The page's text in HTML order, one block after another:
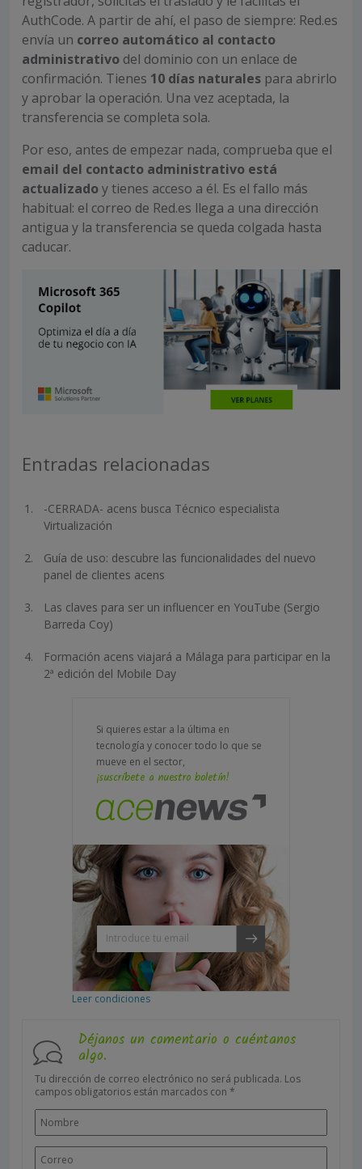
AuthCode. A partir de ahí, el paso de siempre: Red.es
envía un correo automático al contacto
administrativo del dominio con un enlace de
confirmación. Tienes 10 días naturales para abrirlo
y aprobar la operación. Una vez aceptada, la
transferencia se completa sola.
Por eso, antes de empezar nada, comprueba que el
email del contacto administrativo está
actualizadoy tienes acceso a él. Es el fallo más
habitual: el correo de Red.es llega a una dirección
antigua y la transferencia se queda colgada hasta
caducar.
Entradas relacionadas
-CERRADA- acens busca Técnico especialista
Virtualización
Guía de uso: descubre las funcionalidades del nuevo
panel de clientes acens
Las claves para ser un influencer en YouTube (Sergio
Barreda Coy)
Formación acens viajará a Málaga para participar en la
2ª edición del Mobile Day
Si quieres estar a la última en
tecnología y conocer todo lo que se
mueve en el sector,
¡suscríbete a nuestro boletín!
Leer condiciones
Déjanos un comentario o cuéntanos
algo.
Tu dirección de correo electrónico no será publicada. Los
campos obligatorios están marcados con *